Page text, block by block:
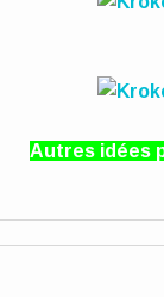
Autres idées